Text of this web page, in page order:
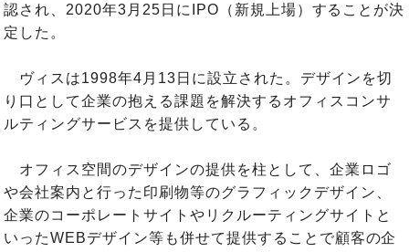
認され、2020年3月25日にIPO（新規上場）することが決
定した。
ヴィスは1998年4月13日に設立された。デザインを切
り口として企業の抱える課題を解決するオフィスコンサ
ルティングサービスを提供している。
オフィス空間のデザインの提供を柱として、企業ロゴ
や会社案内と行った印刷物等のグラフィックデザイン、
企業のコーポレートサイトやリクルーティングサイトと
いったWEBデザイン等も併せて提供することで顧客の企